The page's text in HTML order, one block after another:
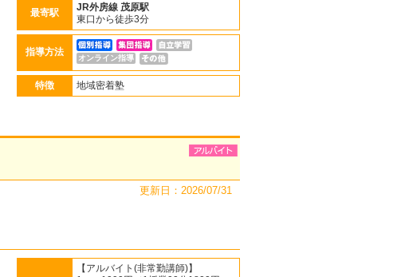
最寄駅
JR外房線 茂原駅
東口から徒歩3分
指導方法
オンライン指導
特徴 地域密着塾
更新日：2026/07/31
【アルバイト(非常勤講師)】